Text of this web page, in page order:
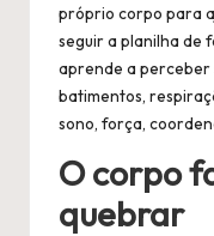
próprio corpo para
seguir a planilha de
aprende a perceber
batimentos,
sono, força,
O corpo
quebrar